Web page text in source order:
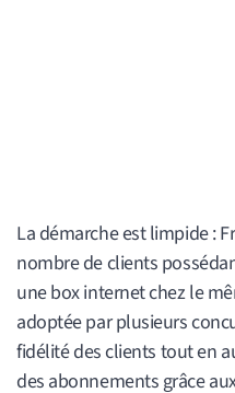
La démarche est limpide :
nombre de clients
une box internet chez le
adoptée par plusieurs
fidélité des clients tout en
des abonnements grâce